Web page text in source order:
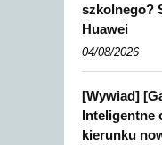
szkolnego?
Huawei
04/08/2026
[Wywiad]
Inteligentne
kierunku